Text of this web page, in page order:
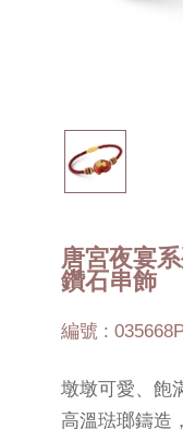
唐宮夜宴
鑽石串飾
編號 :
墩墩可愛、飽
高溫琺瑯鑄造